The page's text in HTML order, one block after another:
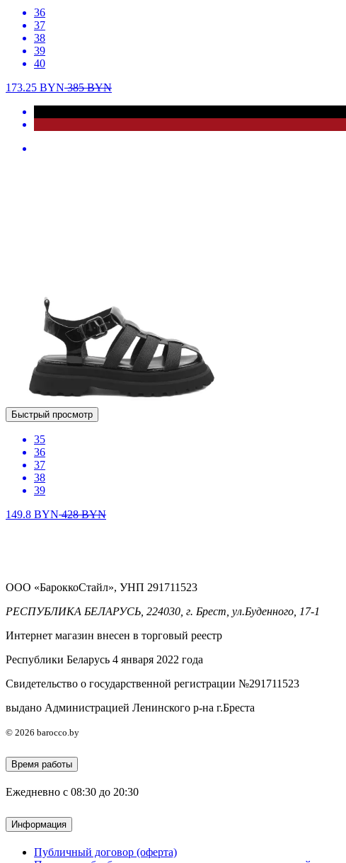
36
37
38
39
40
173.25 BYN385BYN
Быстрый просмотр
35
36
37
38
39
149.8 BYN428BYN
ООО «БароккоСтайл», УНП 291711523
РЕСПУБЛИКА БЕЛАРУСЬ, 224030, г. Брест, ул.Буденного, 17-1
Интернет магазин внесен в торговый реестр
Республики Беларусь 4 января 2022 года
Свидетельство о государственной регистрации №291711523
выдано Администрацией Ленинского р-на г.Бреста
© 2026 barocco.by
Время работы
Ежедневно с 08:30 до 20:30
Информация
Публичный договор (оферта)